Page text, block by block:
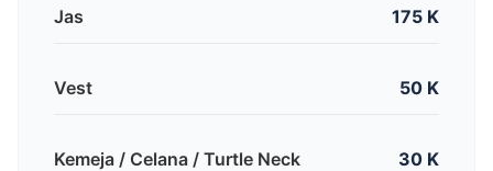
Jas 175 K
Vest 50 K
Kemeja / Celana / Turtle Neck 30 K